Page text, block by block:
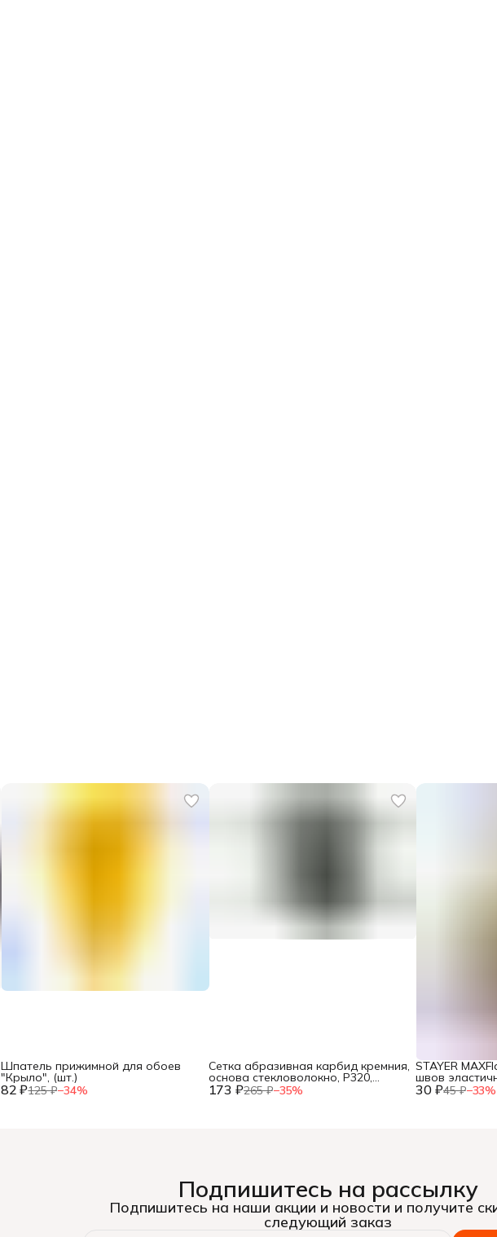
82 ₽125 ₽−34%
Шпатель прижимной для обоев
"Крыло", (шт.)
173 ₽265 ₽−35%
Сетка абразивная карбид кремния,
основа стекловолокно, Р320,
115х280мм 3шт., (уп.) 30 ₽45 ₽−33%
STAYER
швов
резиновый
Подпишитесь на рассылку
Подпишитесь на наши акции и новости и получите
следующий заказ